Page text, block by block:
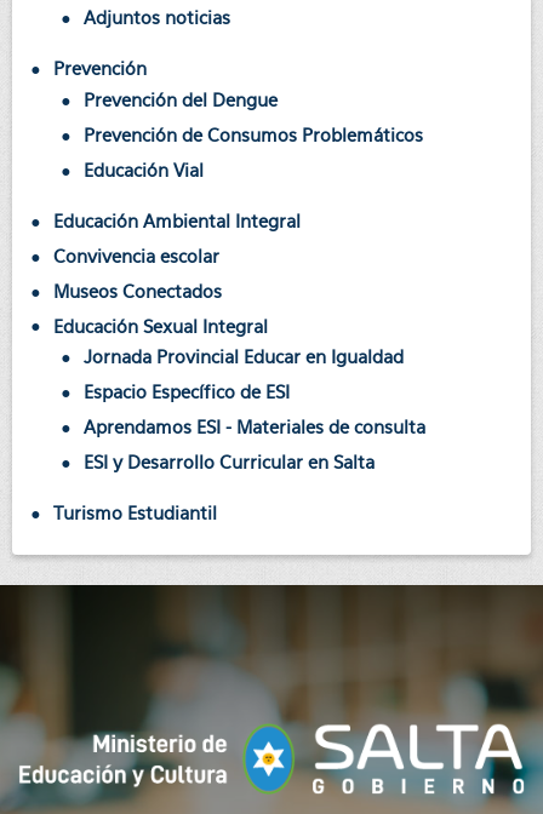
Adjuntos noticias
Prevención
Prevención del Dengue
Prevención de Consumos Problemáticos
Educación Vial
Educación Ambiental Integral
Convivencia escolar
Museos Conectados
Educación Sexual Integral
Jornada Provincial Educar en Igualdad
Espacio Específico de ESI
Aprendamos ESI - Materiales de consulta
ESI y Desarrollo Curricular en Salta
Turismo Estudiantil